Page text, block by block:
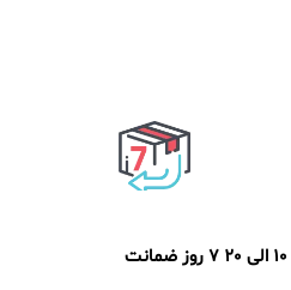
7 روز ضمانت